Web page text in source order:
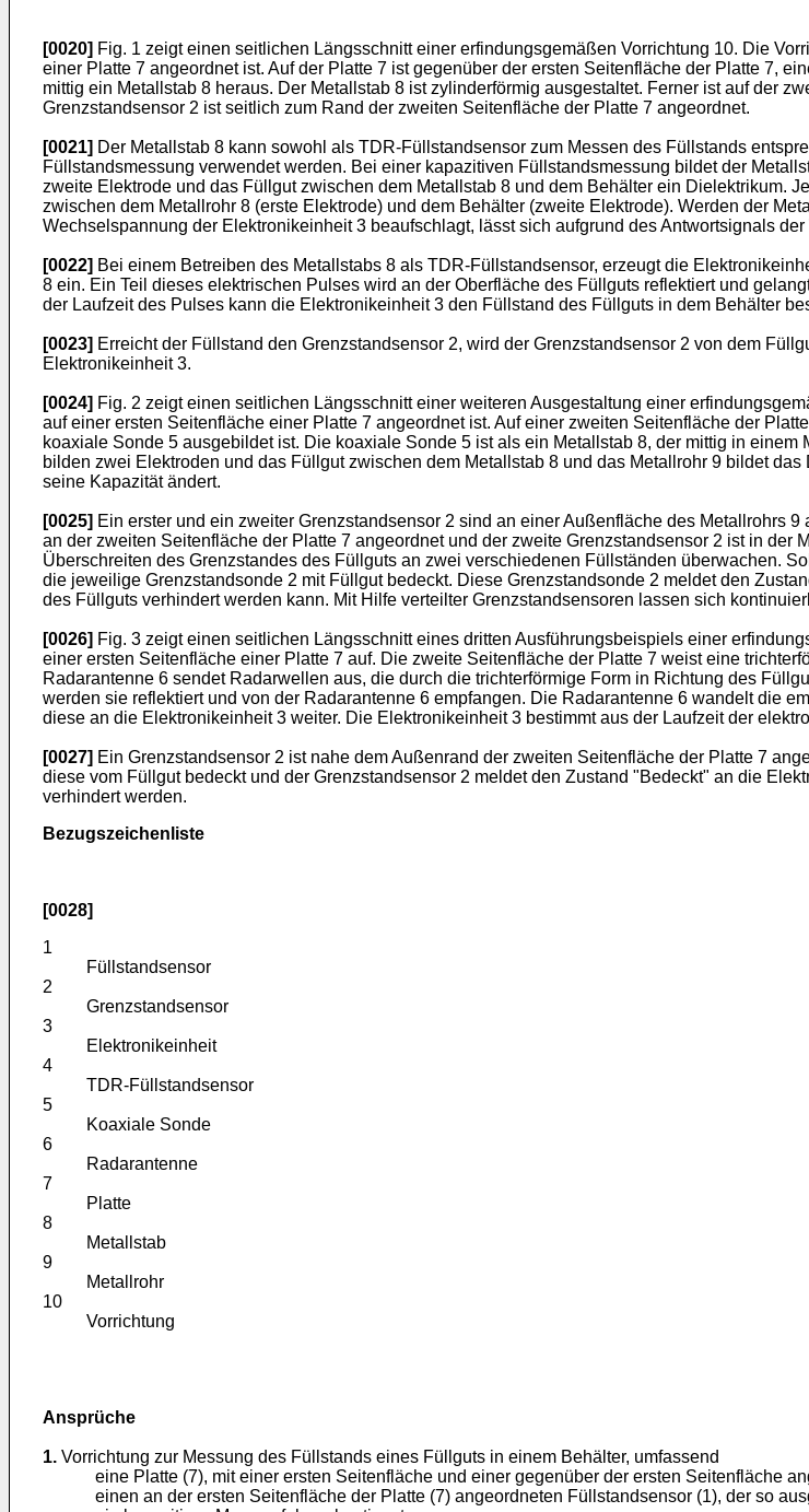
[0020] Fig. 1 zeigt einen seitlichen Längsschnitt einer erfindungsgemäßen Vorrichtung 10. Die
einer Platte 7 angeordnet ist. Auf der Platte 7 ist gegenüber der ersten Seitenfläche der Platte 7,
mittig ein Metallstab 8 heraus. Der Metallstab 8 ist zylinderförmig ausgestaltet. Ferner ist auf der
Grenzstandsensor 2 ist seitlich zum Rand der zweiten Seitenfläche der Platte 7 angeordnet.
[0021] Der Metallstab 8 kann sowohl als TDR-Füllstandsensor zum Messen des Füllstands
Füllstandsmessung verwendet werden. Bei einer kapazitiven Füllstandsmessung bildet der
zweite Elektrode und das Füllgut zwischen dem Metallstab 8 und dem Behälter ein Dielektrikum.
zwischen dem Metallrohr 8 (erste Elektrode) und dem Behälter (zweite Elektrode). Werden der
Wechselspannung der Elektronikeinheit 3 beaufschlagt, lässt sich aufgrund des Antwortsignals
[0022] Bei einem Betreiben des Metallstabs 8 als TDR-Füllstandsensor, erzeugt die
8 ein. Ein Teil dieses elektrischen Pulses wird an der Oberfläche des Füllguts reflektiert und
der Laufzeit des Pulses kann die Elektronikeinheit 3 den Füllstand des Füllguts in dem Behälter
[0023] Erreicht der Füllstand den Grenzstandsensor 2, wird der Grenzstandsensor 2 von dem
Elektronikeinheit 3.
[0024] Fig. 2 zeigt einen seitlichen Längsschnitt einer weiteren Ausgestaltung einer
auf einer ersten Seitenfläche einer Platte 7 angeordnet ist. Auf einer zweiten Seitenfläche der
koaxiale Sonde 5 ausgebildet ist. Die koaxiale Sonde 5 ist als ein Metallstab 8, der mittig in
bilden zwei Elektroden und das Füllgut zwischen dem Metallstab 8 und das Metallrohr 9 bildet
seine Kapazität ändert.
[0025] Ein erster und ein zweiter Grenzstandsensor 2 sind an einer Außenfläche des Metallrohrs
an der zweiten Seitenfläche der Platte 7 angeordnet und der zweite Grenzstandsensor 2 ist in
Überschreiten des Grenzstandes des Füllguts an zwei verschiedenen Füllständen überwachen.
die jeweilige Grenzstandsonde 2 mit Füllgut bedeckt. Diese Grenzstandsonde 2 meldet den
des Füllguts verhindert werden kann. Mit Hilfe verteilter Grenzstandsensoren lassen sich
[0026] Fig. 3 zeigt einen seitlichen Längsschnitt eines dritten Ausführungsbeispiels einer
einer ersten Seitenfläche einer Platte 7 auf. Die zweite Seitenfläche der Platte 7 weist eine
Radarantenne 6 sendet Radarwellen aus, die durch die trichterförmige Form in Richtung des
werden sie reflektiert und von der Radarantenne 6 empfangen. Die Radarantenne 6 wandelt die
diese an die Elektronikeinheit 3 weiter. Die Elektronikeinheit 3 bestimmt aus der Laufzeit der
[0027] Ein Grenzstandsensor 2 ist nahe dem Außenrand der zweiten Seitenfläche der Platte 7
diese vom Füllgut bedeckt und der Grenzstandsensor 2 meldet den Zustand "Bedeckt" an die
verhindert werden.
Bezugszeichenliste
[0028]
1
Füllstandsensor
2
Grenzstandsensor
3
Elektronikeinheit
4
TDR-Füllstandsensor
5
Koaxiale Sonde
6
Radarantenne
7
Platte
8
Metallstab
9
Metallrohr
10
Vorrichtung
Ansprüche
1. Vorrichtung zur Messung des Füllstands eines Füllguts in einem Behälter, umfassend
eine Platte (7), mit einer ersten Seitenfläche und einer gegenüber der ersten Seitenfläche
einen an der ersten Seitenfläche der Platte (7) angeordneten Füllstandsensor (1), der so